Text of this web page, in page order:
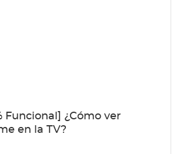
Funcional] ¿Cómo ver
en la TV?